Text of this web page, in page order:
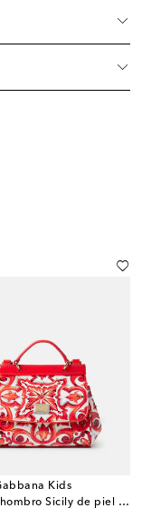
Kids
Bolso al hombro Sicily de piel estampado